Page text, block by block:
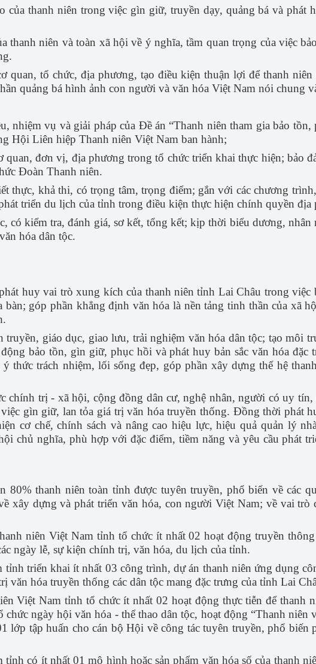
kê KH&CN
HCM
của thanh niên trong việc gìn giữ, truyền dạy, quảng bá và phát
thanh niên và toàn xã hội về ý nghĩa, tầm quan trọng của việc
quan, tổ chức, địa phương, tạo điều kiện thuận lợi để thanh
quảng bá hình ảnh con người và văn hóa Việt Nam nói chung
nhiệm vụ và giải pháp của Đề án “Thanh niên tham gia bảo tồn,
Hội Liên hiệp Thanh niên Việt Nam ban hành;
quan, đơn vị, địa phương trong tổ chức triển khai thực hiện; bảo
Đoàn Thanh niên.
thực, khả thi, có trọng tâm, trọng điểm; gắn với các chương
triển du lịch của tỉnh trong điều kiện thực hiện chính quyền địa
có kiểm tra, đánh giá, sơ kết, tổng kết; kịp thời biểu dương,
hóa dân tộc.
huy vai trò xung kích của thanh niên tỉnh Lai Châu trong
bàn; góp phần khẳng định văn hóa là nền tảng tinh thần của xã
truyền, giáo dục, giao lưu, trải nghiệm văn hóa dân tộc; tạo môi
bảo tồn, gìn giữ, phục hồi và phát huy bản sắc văn hóa
thức trách nhiệm, lối sống đẹp, góp phần xây dựng thế hệ
chính trị - xã hội, cộng đồng dân cư, nghệ nhân, người có uy
gìn giữ, lan tỏa giá trị văn hóa truyền thống. Đồng thời phát
cơ chế, chính sách và nâng cao hiệu lực, hiệu quả quản lý
chủ nghĩa, phù hợp với đặc điểm, tiềm năng và yêu cầu phát
80% thanh niên toàn tỉnh được tuyên truyền, phổ biến về các
xây dựng và phát triển văn hóa, con người Việt Nam; về vai
niên Việt Nam tỉnh tổ chức ít nhất 02 hoạt động truyền
ngày lễ, sự kiện chính trị, văn hóa, du lịch của tỉnh.
triển khai ít nhất 03 công trình, dự án thanh niên ứng dụng
văn hóa truyền thống các dân tộc mang đặc trưng của tỉnh Lai
Việt Nam tỉnh tổ chức ít nhất 02 hoạt động thực tiễn để thanh
ngày hội văn hóa - thể thao dân tộc, hoạt động “Thanh niên
tập huấn cho cán bộ Hội về công tác tuyên truyền, phổ biến
có ít nhất 01 mô hình hoặc sản phẩm văn hóa số của thanh